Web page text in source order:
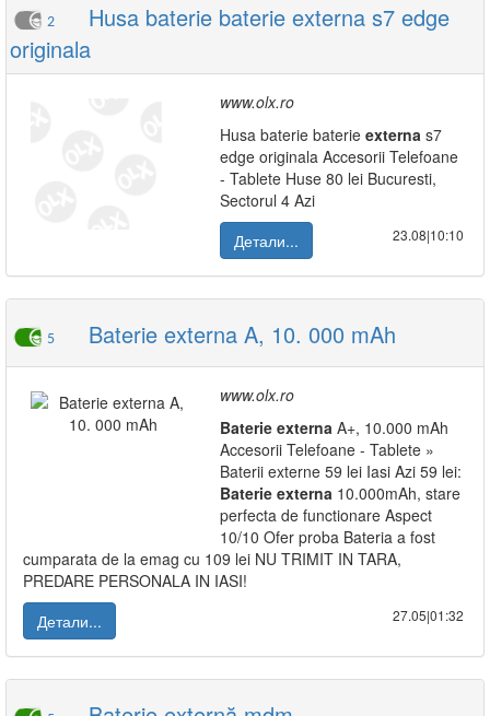
2
Husa baterie baterie externa s7 edge
originala
www.olx.ro
Husa baterie baterie externa s7
edge originala Accesorii Telefoane
- Tablete Huse 80 lei Bucuresti,
Sectorul 4 Azi
Детали...
23.08|10:10
5 Baterie externa A, 10. 000 mAh
www.olx.ro
Baterie externa A+, 10.000 mAh
Accesorii Telefoane - Tablete »
Baterii externe 59 lei Iasi Azi 59 lei:
Baterie externa 10.000mAh, stare
perfecta de functionare Aspect
10/10 Ofer proba Bateria a fost
cumparata de la emag cu 109 lei NU TRIMIT IN TARA,
PREDARE PERSONALA IN IASI!
Детали...
27.05|01:32